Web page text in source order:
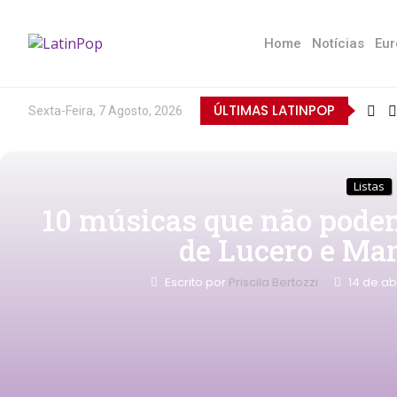
Home Notícias
Sexta-Feira, 7 Agosto, 2026 ÚLTIMAS LATINPOP
Listas
10 músicas que não
de Lucero e
Escrito por Priscila Bertozzi 14 de